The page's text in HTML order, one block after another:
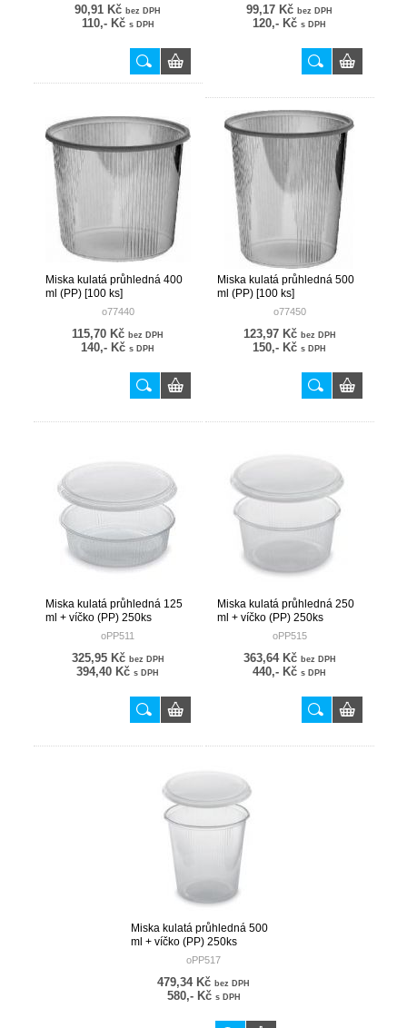
90,91 Kč bez DPH
110,- Kč s DPH
99,17 Kč bez DPH
120,- Kč s DPH
Miska kulatá průhledná 400
ml (PP) [100 ks]
o77440
115,70 Kč bez DPH
140,- Kč s DPH
Miska kulatá průhledná 500
ml (PP) [100 ks]
o77450
123,97 Kč bez DPH
150,- Kč s DPH
Miska kulatá průhledná 125
ml + víčko (PP) 250ks
oPP511
325,95 Kč bez DPH
394,40 Kč s DPH
Miska kulatá průhledná 250
ml + víčko (PP) 250ks
oPP515
363,64 Kč bez DPH
440,- Kč s DPH
Miska kulatá průhledná 500
ml + víčko (PP) 250ks
oPP517
479,34 Kč bez DPH
580,- Kč s DPH